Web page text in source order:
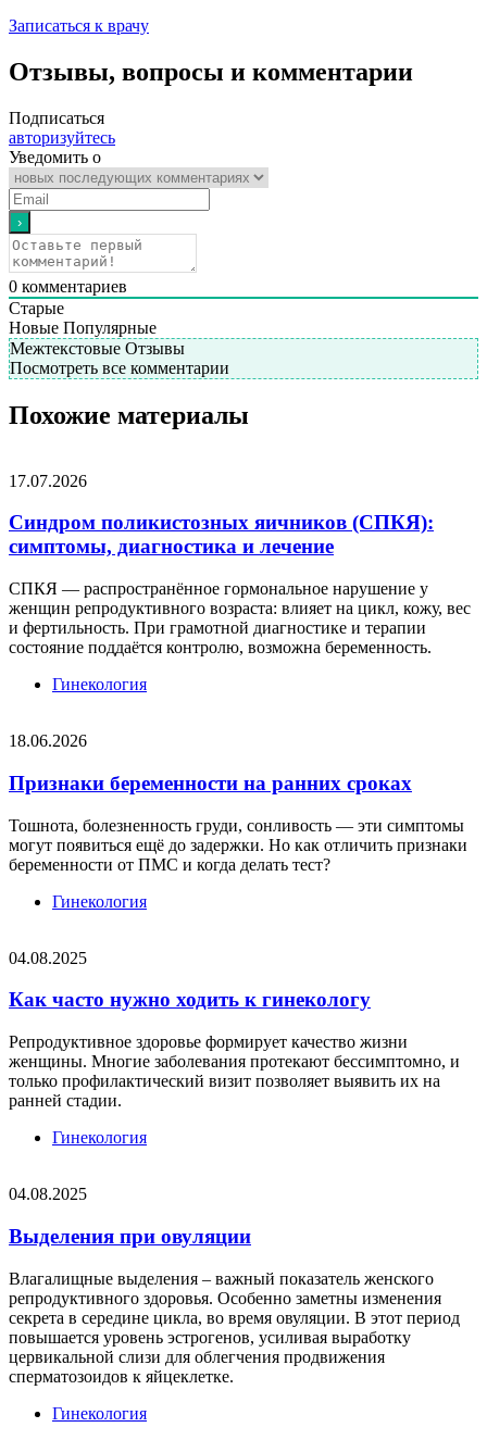
Записаться к врачу
Отзывы, вопросы и комментарии
Подписаться
авторизуйтесь
Уведомить о
0 комментариев
Старые
Новые Популярные
Межтекстовые Отзывы
Посмотреть все комментарии
Похожие материалы
17.07.2026
Синдром поликистозных яичников (СПКЯ):
симптомы, диагностика и лечение
СПКЯ — распространённое гормональное нарушение у
женщин репродуктивного возраста: влияет на цикл, кожу, вес
и фертильность. При грамотной диагностике и терапии
состояние поддаётся контролю, возможна беременность.
Гинекология
18.06.2026
Признаки беременности на ранних сроках
Тошнота, болезненность груди, сонливость — эти симптомы
могут появиться ещё до задержки. Но как отличить признаки
беременности от ПМС и когда делать тест?
Гинекология
04.08.2025
Как часто нужно ходить к гинекологу
Репродуктивное здоровье формирует качество жизни
женщины. Многие заболевания протекают бессимптомно, и
только профилактический визит позволяет выявить их на
ранней стадии.
Гинекология
04.08.2025
Выделения при овуляции
Влагалищные выделения – важный показатель женского
репродуктивного здоровья. Особенно заметны изменения
секрета в середине цикла, во время овуляции. В этот период
повышается уровень эстрогенов, усиливая выработку
цервикальной слизи для облегчения продвижения
сперматозоидов к яйцеклетке.
Гинекология